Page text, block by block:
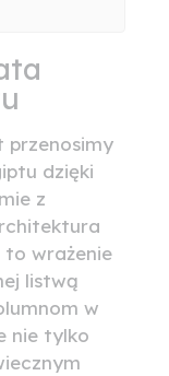
przenosimy
dzięki
z
to wrażenie
listwą
w
nie tylko